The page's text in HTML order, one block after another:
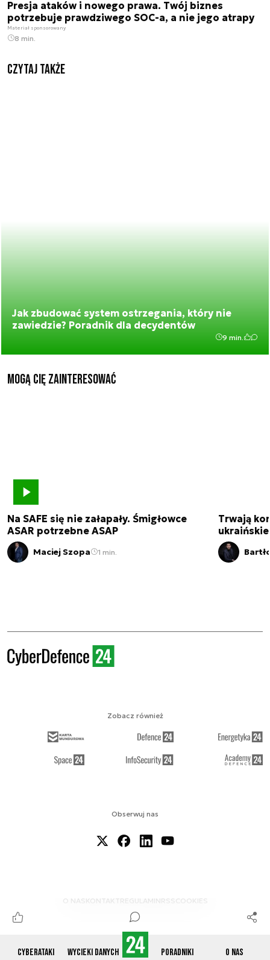
Cyberataki Wycieki danych Poradniki O nas
Presja ataków i nowego prawa. Twój biznes
potrzebuje prawdziwego SOC-a, a nie jego atrapy
Materiał sponsorowany
8 min.
Czytaj także
Jak zbudować system ostrzegania, który nie
zawiedzie? Poradnik dla decydentów
9 min.
Mogą Cię zainteresować
Na SAFE się nie załapały. Śmigłowce
ASAR potrzebne ASAP
Maciej Szopa 1 min.
Trwają
Obserwuj nas
O NAS KONTAKTREGULAMINRSS COOKIES
Zobacz również
© 2012-2026 CYBERDEFENCE24